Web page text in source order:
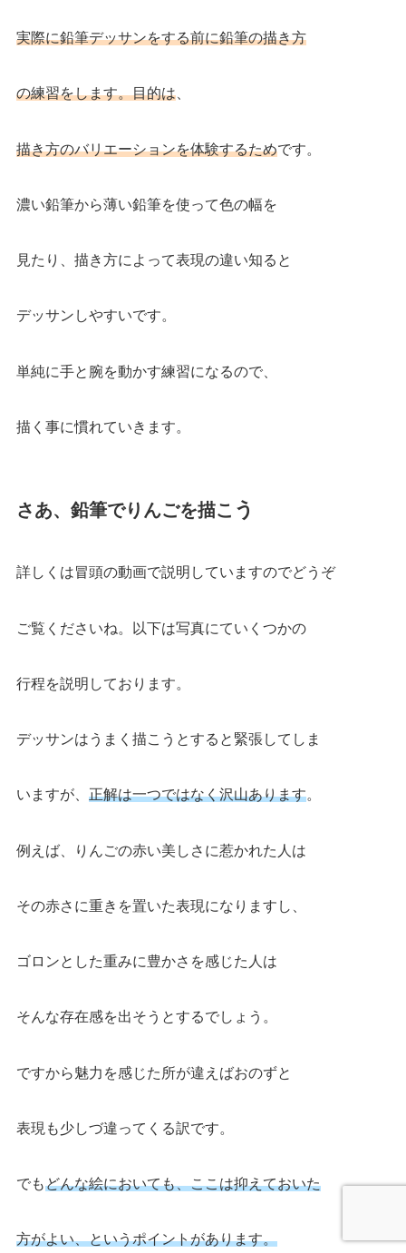
実際に鉛筆デッサンをする前に鉛筆の描き方
の練習をします。目的は、
描き方のバリエーションを体験するためです。
濃い鉛筆から薄い鉛筆を使って色の幅を
見たり、描き方によって表現の違い知ると
デッサンしやすいです。
単純に手と腕を動かす練習になるので、
描く事に慣れていきます。
さあ、鉛筆でりんごを描こ う
詳しくは冒頭の動画で説明していますのでどうぞ
ご覧くださいね。以下は写真にていくつかの
行程を説明しております。
デッサンはうまく描こうとすると緊張してしま
いますが、 正解は一つではなく沢山あります。
例えば、りんごの赤い美しさに惹かれた人は
その赤さに重きを置いた表現になりますし、
ゴロンとした重みに豊かさを感じた人は
そんな存在感を出そうとするでしょう。
ですから魅力を感じた所が違えばおのずと
表現も少しづ違ってくる訳です。
でもどんな絵においても、ここは抑えておいた
方がよい、というポイントがあります。